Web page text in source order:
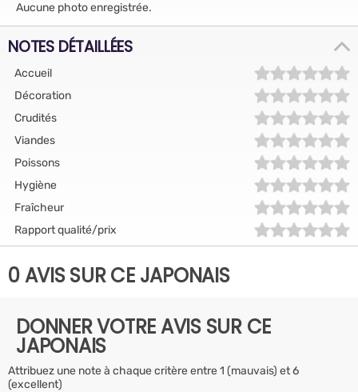
Aucune photo enregistrée.
NOTES DÉTAILLÉES
Accueil
Décoration
Crudités
Viandes
Poissons
Hygiène
Fraîcheur
Rapport qualité/prix
0 AVIS SUR CE JAPONAIS
DONNER VOTRE AVIS SUR CE
JAPONAIS
Attribuez une note à chaque critère entre 1 (mauvais) et 6
(excellent)